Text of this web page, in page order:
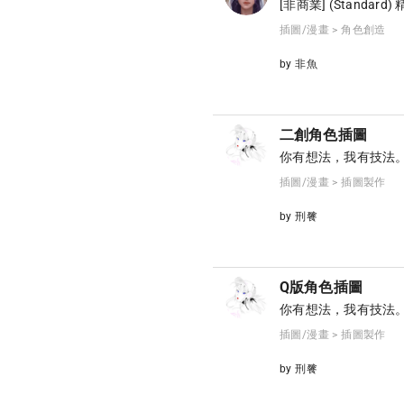
[非商業] (Standard)
插圖/漫畫 > 角色創造
by 非魚
二創角色插圖
你有想法，我有技法。
插圖/漫畫 > 插圖製作
by 刑餮
Q版角色插圖
你有想法，我有技法。
插圖/漫畫 > 插圖製作
by 刑餮